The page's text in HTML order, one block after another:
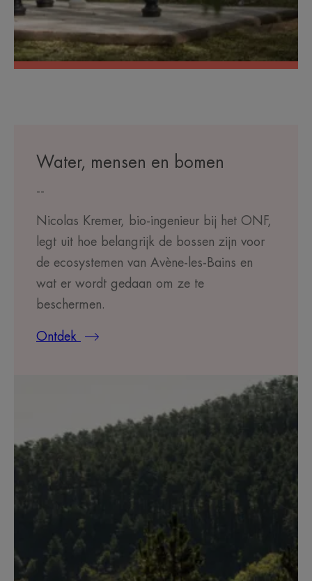
Water, mensen en bomen
--
Nicolas Kremer, bio-ingenieur bij het ONF,
legt uit hoe belangrijk de bossen zijn voor
de ecosystemen van Avène-les-Bains en
wat er wordt gedaan om ze te
beschermen.
Ontdek